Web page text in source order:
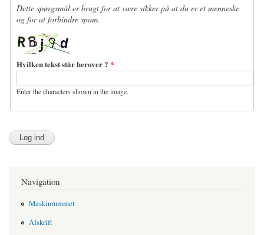
Dette spørgsmål er brugt for at være sikker på at du er et menneske
og for at forhindre spam.
Hvilken tekst står herover ? *
Enter the characters shown in the image.
Navigation
Maskinrummet
Afskrift